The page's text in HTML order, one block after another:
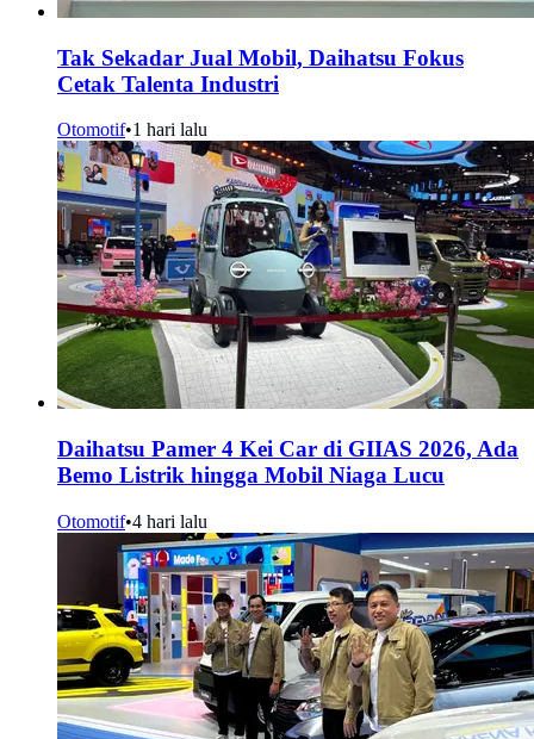
Tak Sekadar Jual Mobil, Daihatsu Fokus
Cetak Talenta Industri
Otomotif•1 hari lalu
Daihatsu Pamer 4 Kei Car di GIIAS 2026, Ada
Bemo Listrik hingga Mobil Niaga Lucu
Otomotif•4 hari lalu